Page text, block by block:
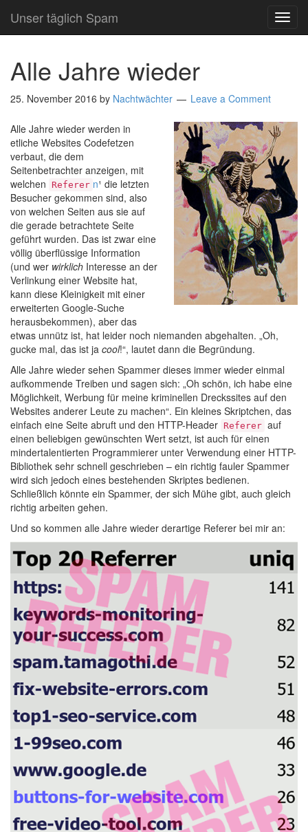
Unser täglich Spam
Alle Jahre wieder
25. November 2016 by Nachtwächter Leave a Comment
Alle Jahre wieder werden in
etliche Websites Codefetzen
verbaut, die dem
Seitenbetrachter anzeigen, mit
welchen
Referer n¹ die letzten
Besucher gekommen sind, also
von welchen Seiten aus sie auf
die gerade betrachtete Seite
geführt wurden. Das ist zwar eine
völlig überflüssige Information
(und wer wirklich Interesse an der
Verlinkung einer Website hat,
kann diese Kleinigkeit mit einer
erweiterten Google-Suche
herausbekommen), aber das
etwas unnütz ist, hat leider noch niemanden abgehalten. „Oh,
gucke mal, das ist ja cool!“, lautet dann die Begründung.
Alle Jahre wieder sehen Spammer dieses immer wieder einmal
aufkommende Treiben und sagen sich: „Oh schön, ich habe eine
Möglichkeit, Werbung für meine kriminellen Dreckssites auf den
Websites anderer Leute zu machen“. Ein kleines Skriptchen, das
einfach eine Seite abruft und den HTTP-Header Referer auf
einen beliebigen gewünschten Wert setzt, ist auch für einen
mindertalentierten Programmierer unter Verwendung einer HTTP-
Bibliothek sehr schnell geschrieben – ein richtig fauler Spammer
wird sich jedoch eines bestehenden Skriptes bedienen.
Schließlich könnte ein Spammer, der sich Mühe gibt, auch gleich
richtig arbeiten gehen.
Und so kommen alle Jahre wieder derartige Referer bei mir an: